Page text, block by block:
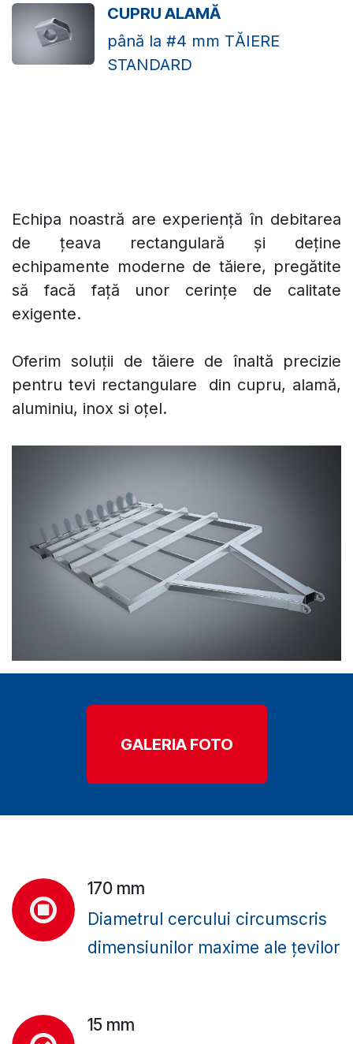
CUPRU ALAMĂ
până la #4 mm TĂIERE
STANDARD
Echipa noastră are experiență în debitarea
de țeava rectangulară și deține
echipamente moderne de tăiere, pregătite
să facă față unor cerințe de calitate
exigente.
Oferim soluții de tăiere de înaltă precizie
pentru tevi rectangulare din cupru, alamă,
aluminiu, inox si oțel.
GALERIA FOTO
170 mm
Diametrul cercului circumscris
dimensiunilor maxime ale țevilor
15 mm